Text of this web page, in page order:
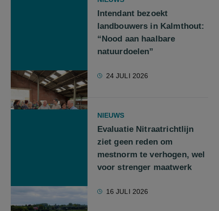
Intendant bezoekt
landbouwers in Kalmthout:
“Nood aan haalbare
natuurdoelen”
24 JULI 2026
NIEUWS
Evaluatie Nitraatrichtlijn
ziet geen reden om
mestnorm te verhogen, wel
voor strenger maatwerk
16 JULI 2026